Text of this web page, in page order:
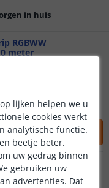
in huis
RGBWW
meter
strip RGBWW
meter
lijken helpen we u
cookies werkt
analytische functie.
beetje beter.
uw gedrag binnen
gebruiken uw
advertenties. Dat